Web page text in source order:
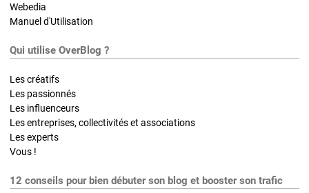
Webedia
Manuel d'Utilisation
Qui utilise OverBlog ?
Les créatifs
Les passionnés
Les influenceurs
Les entreprises, collectivités et associations
Les experts
Vous !
12 conseils pour bien débuter son blog et booster son trafic